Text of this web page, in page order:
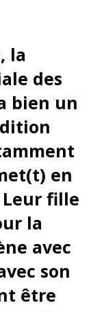
la
des
bien un
en
fille
la
avec
son
être